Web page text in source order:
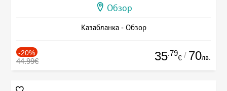
Обзор
Казабланка - Обзор
-20%
44.99€ 35.79
€ / 70лв.